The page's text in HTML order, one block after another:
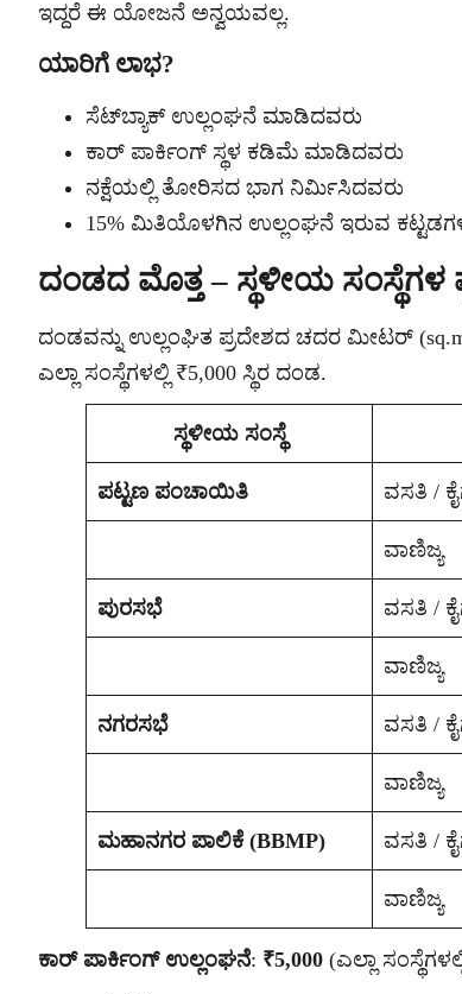
ಇದ್ದರೆ ಈ ಯೋಜನೆ ಅನ್ವಯವಲ್ಲ.
ಯಾರಿಗೆ ಲಾಭ?
ಸೆಟ್‌ಬ್ಯಾಕ್ ಉಲ್ಲಂಘನೆ ಮಾಡಿದವರು
ಕಾರ್ ಪಾರ್ಕಿಂಗ್ ಸ್ಥಳ ಕಡಿಮೆ ಮಾಡಿದವರು
ನಕ್ಷೆಯಲ್ಲಿ ತೋರಿಸದ ಭಾಗ ನಿರ್ಮಿಸಿದವರು
15% ಮಿತಿಯೊಳಗಿನ ಉಲ್ಲಂಘನೆ ಇರುವ
ದಂಡದ ಮೊತ್ತ – ಸ್ಥಳೀಯ ಸಂಸ್ಥೆಗಳ
ದಂಡವನ್ನು ಉಲ್ಲಂಘಿತ ಪ್ರದೇಶದ ಚದರ ಮೀಟರ್
ಎಲ್ಲಾ ಸಂಸ್ಥೆಗಳಲ್ಲಿ ₹5,000 ಸ್ಥಿರ ದಂಡ.
ಸ್ಥಳೀಯ ಸಂಸ್ಥೆ
ಪಟ್ಟಣ ಪಂಚಾಯಿತಿ ವಸತಿ /
ವಾಣಿಜ್ಯ
ಪುರಸಭೆ ವಸತಿ /
ವಾಣಿಜ್ಯ
ನಗರಸಭೆ ವಸತಿ /
ವಾಣಿಜ್ಯ
ಮಹಾನಗರ ಪಾಲಿಕೆ (BBMP) ವಸತಿ /
ವಾಣಿಜ್ಯ
ಕಾರ್ ಪಾರ್ಕಿಂಗ್ ಉಲ್ಲಂಘನೆ: ₹5,000 (ಎಲ್ಲಾ